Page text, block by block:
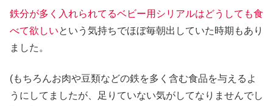
鉄分が多く入れられてるベビー用シリアルはどうしても食
べて欲しいという気持ちでほぼ毎朝出していた時期もあり
ました。
(もちろんお肉や豆類などの鉄を多く含む食品を与えるよ
うにしてましたが、足りていない気がしてなりませんでし